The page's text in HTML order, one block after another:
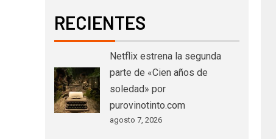
RECIENTES
Netflix estrena la segunda
parte de «Cien años de
soledad» por
purovinotinto.com
agosto 7, 2026